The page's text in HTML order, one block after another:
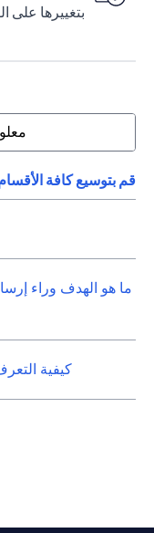
بتغييرها على
قم بتوسيع كافة
ما هو الهدف وراء
كيفية